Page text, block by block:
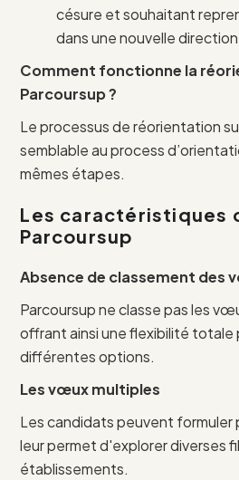
césure et souhaitant
dans une nouvelle
Comment fonctionne la
Parcoursup ?
Le processus de réorientation
semblable au process
mêmes étapes.
Les caractéristiques
Parcoursup
Absence de classement des
Parcoursup ne classe pas les
offrant ainsi une flexibilité totale
différentes options.
Les vœux multiples
Les candidats peuvent formuler
leur permet d'explorer diverses
établissements.